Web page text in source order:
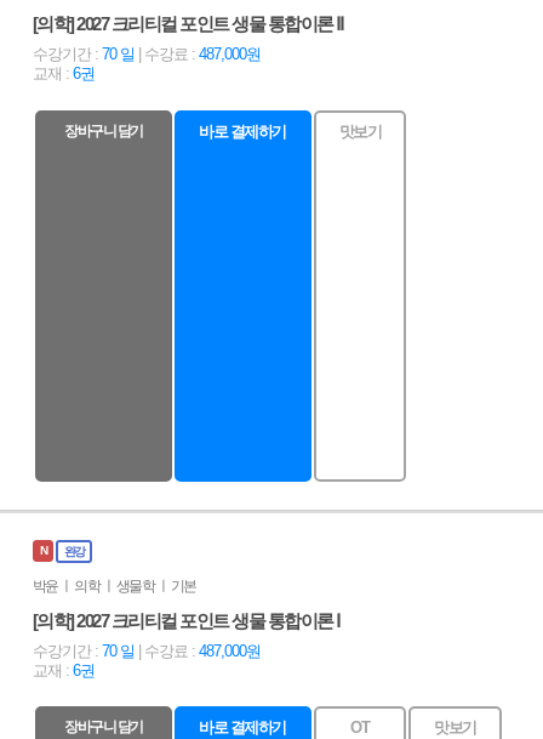
[의학] 2027 크리티컬 포인트 생물 통합이론 Ⅱ
수강기간 : 70 일 | 수강료 : 487,000원
교재 : 6권
장바구니 담기 바로 결제하기 맛보기
N 완강
박윤 ㅣ 의학 ㅣ 생물학 ㅣ 기본
[의학] 2027 크리티컬 포인트 생물 통합이론 Ⅰ
수강기간 : 70 일 | 수강료 : 487,000원
교재 : 6권
장바구니 담기 바로 결제하기 OT 맛보기